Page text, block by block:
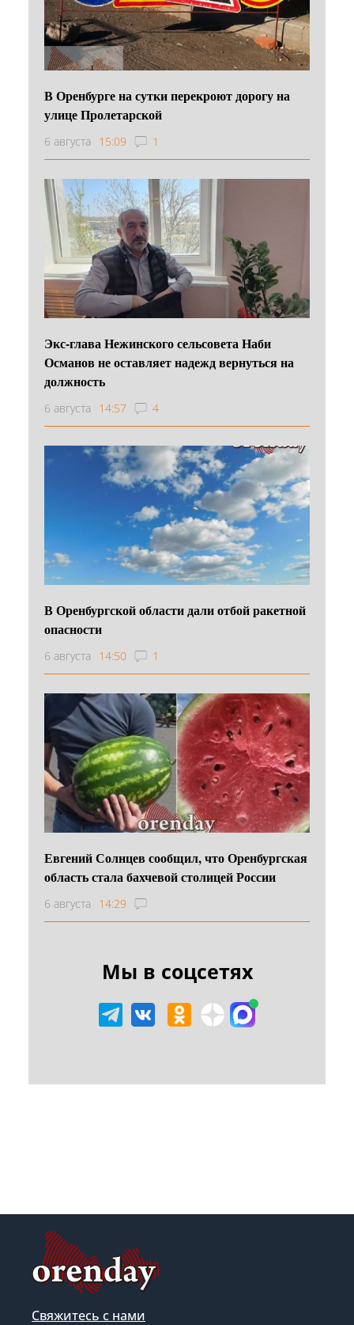
В Оренбурге на сутки перекроют дорогу на
улице Пролетарской
6 августа 15:09 1
Экс-глава Нежинского сельсовета Наби
Османов не оставляет надежд вернуться на
должность
6 августа 14:57 4
В Оренбургской области дали отбой ракетной
опасности
6 августа 14:50 1
Евгений Солнцев сообщил, что Оренбургская
область стала бахчевой столицей России
6 августа 14:29
Мы в соцсетях
Свяжитесь с нами